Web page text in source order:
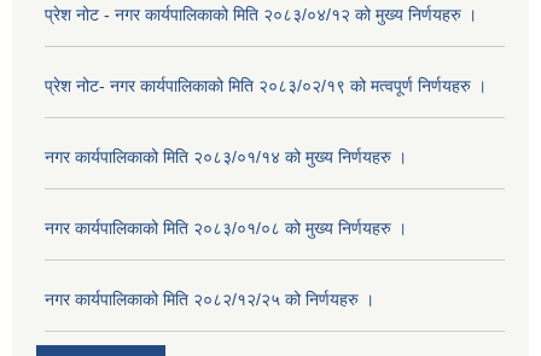
प्रेश नोट - नगर कार्यपालिकाको मिति २०८३/०४/१२ को मुख्य निर्णयहरु ।
प्रेश नोट- नगर कार्यपालिकाको मिति २०८३/०२/१९ को मत्वपूर्ण निर्णयहरु ।
नगर कार्यपालिकाको मिति २०८३/०१/१४ को मुख्य निर्णयहरु ।
नगर कार्यपालिकाको मिति २०८३/०१/०८ को मुख्य निर्णयहरु ।
नगर कार्यपालिकाको मिति २०८२/१२/२५ को निर्णयहरु ।